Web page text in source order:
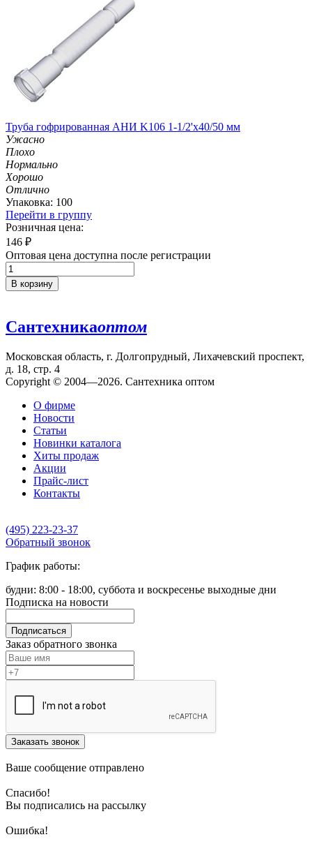
Труба гофрированная АНИ K106 1-1/2'х40/50 мм
Ужасно
Плохо
Нормально
Хорошо
Отлично
Упаковка: 100
Перейти в группу
Розничная цена:
146 ₽
Оптовая цена доступна после регистрации
В корзину
Сантехникаоптом
Московская область, г. Долгопрудный, Лихачевский проспект,
д. 18, стр. 4
Copyright © 2004—2026. Сантехника оптом
О фирме
Новости
Статьи
Новинки каталога
Хиты продаж
Акции
Прайс-лист
Контакты
(495) 223-23-37
Обратный звонок
График работы:
будни: 8:00 - 18:00, суббота и воскресенье выходные дни
Подписка на новости
Подписаться
Заказ обратного звонка
Заказать звонок
Ваше сообщение отправлено
Спасибо!
Вы подписались на рассылку
Ошибка!